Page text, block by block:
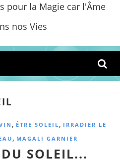
pour la Magie car l'Âme
nos Vies
, ÊTRE SOLEIL, IRRADIER LE
, MAGALI GARNIER
DU SOLEIL...